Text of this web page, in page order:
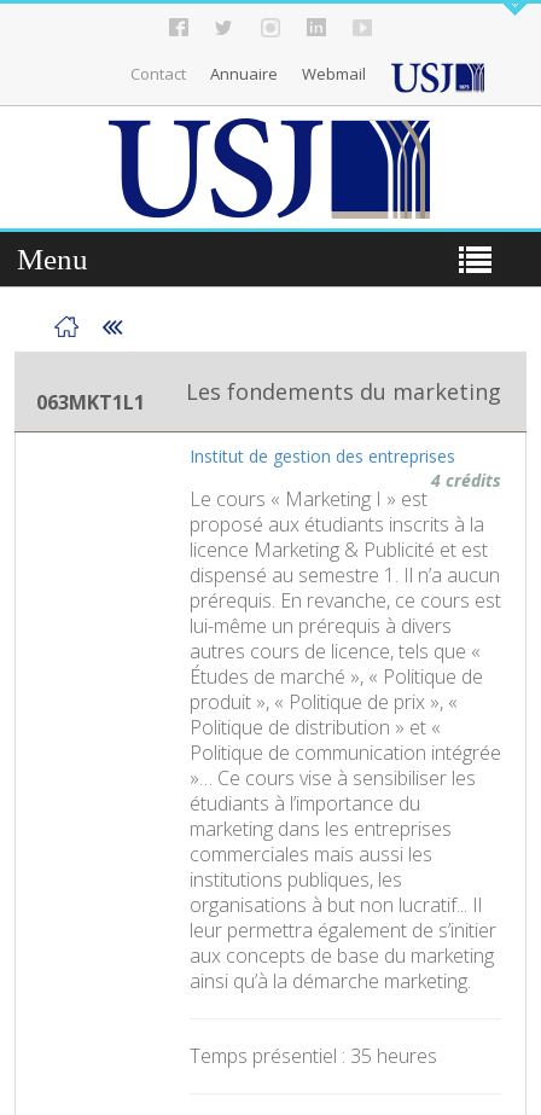
Contact Annuaire Webmail
Menu
063MKT1L1 Les fondements du marketing
Institut de gestion des entreprises
4 crédits
Le cours « Marketing I » est
proposé aux étudiants inscrits à la
licence Marketing & Publicité et est
dispensé au semestre 1. Il n’a aucun
prérequis. En revanche, ce cours est
lui-même un prérequis à divers
autres cours de licence, tels que «
Études de marché », « Politique de
produit », « Politique de prix », «
Politique de distribution » et «
Politique de communication intégrée
»… Ce cours vise à sensibiliser les
étudiants à l’importance du
marketing dans les entreprises
commerciales mais aussi les
institutions publiques, les
organisations à but non lucratif... Il
leur permettra également de s’initier
aux concepts de base du marketing
ainsi qu’à la démarche marketing.
Temps présentiel : 35 heures